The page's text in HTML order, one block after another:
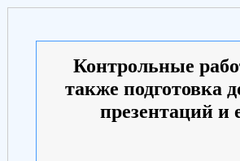
Контрольные
также подготовка
презентаций и